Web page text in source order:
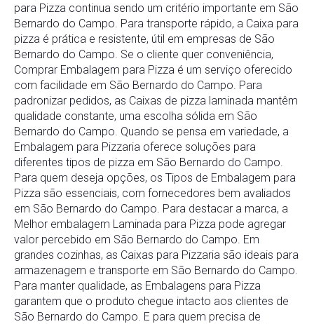
para Pizza continua sendo um critério importante em São
Bernardo do Campo. Para transporte rápido, a Caixa para
pizza é prática e resistente, útil em empresas de São
Bernardo do Campo. Se o cliente quer conveniência,
Comprar Embalagem para Pizza é um serviço oferecido
com facilidade em São Bernardo do Campo. Para
padronizar pedidos, as Caixas de pizza laminada mantêm
qualidade constante, uma escolha sólida em São
Bernardo do Campo. Quando se pensa em variedade, a
Embalagem para Pizzaria oferece soluções para
diferentes tipos de pizza em São Bernardo do Campo.
Para quem deseja opções, os Tipos de Embalagem para
Pizza são essenciais, com fornecedores bem avaliados
em São Bernardo do Campo. Para destacar a marca, a
Melhor embalagem Laminada para Pizza pode agregar
valor percebido em São Bernardo do Campo. Em
grandes cozinhas, as Caixas para Pizzaria são ideais para
armazenagem e transporte em São Bernardo do Campo.
Para manter qualidade, as Embalagens para Pizza
garantem que o produto chegue intacto aos clientes de
São Bernardo do Campo. E para quem precisa de